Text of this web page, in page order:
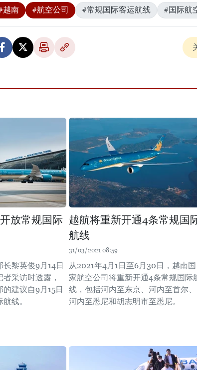
越南 #航空公司 #常规国际客运航线 #国际航
放常规国际
黎英俊9月14日
采访时透露，
建议自9月15日
线。
越航将重新开通4条常规国
航线
31/03/2021 08:59
从2021年4月1日至6月30日，越南国
家航空公司将重新开通4条常规国际
线，包括河内至东京、河内至首尔、
河内至悉尼和胡志明市至悉尼。